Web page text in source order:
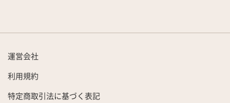
運営会社
利用規約
特定商取引法に基づく表記